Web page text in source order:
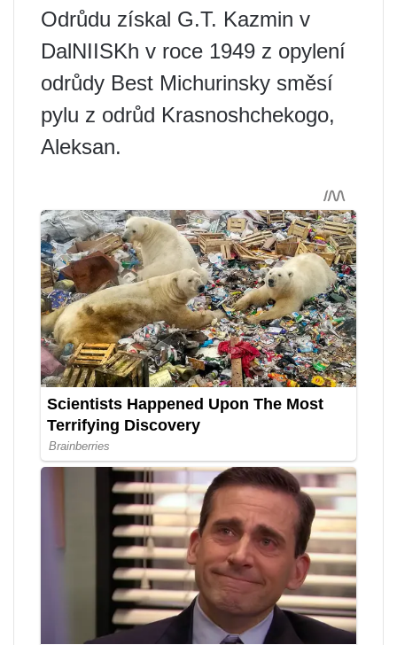
Odrůdu získal G.T. Kazmin v
DalNIISKh v roce 1949 z opylení
odrůdy Best Michurinsky směsí
pylu z odrůd Krasnoshchekogo,
Aleksan.